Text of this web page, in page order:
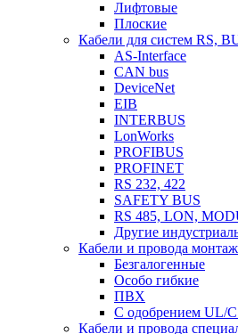
Лифтовые
Плоские
Кабели для систем RS,
AS-Interface
CAN bus
DeviceNet
EIB
INTERBUS
LonWorks
PROFIBUS
PROFINET
RS 232, 422
SAFETY BUS
RS 485, LON,
Другие
Кабели и провода
Безгалогенные
Особо гибкие
ПВХ
С одобрением UL/
Кабели и провода